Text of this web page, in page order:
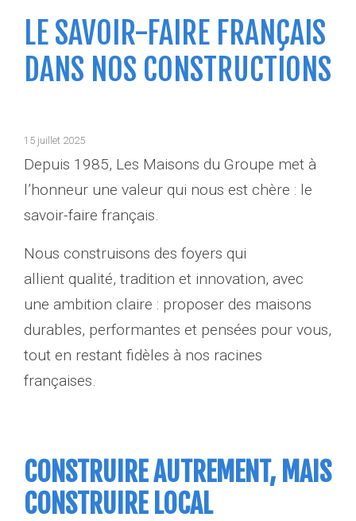
LE SAVOIR-FAIRE FRANÇAIS
DANS NOS CONSTRUCTIONS
15 juillet 2025
Depuis 1985, Les Maisons du Groupe met à
l’honneur une valeur qui nous est chère : le
savoir-faire français.
Nous construisons des foyers qui
allient qualité, tradition et innovation, avec
une ambition claire : proposer des maisons
durables, performantes et pensées pour vous,
tout en restant fidèles à nos racines
françaises.
CONSTRUIRE AUTREMENT, MAIS
CONSTRUIRE LOCAL